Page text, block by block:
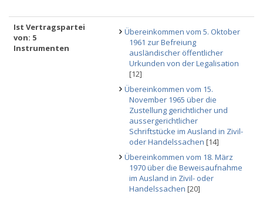
Ist Vertragspartei
von: 5
Instrumenten
Übereinkommen vom 5. Oktober
1961 zur Befreiung
ausländischer öffentlicher
Urkunden von der Legalisation
[12]
Übereinkommen vom 15.
November 1965 über die
Zustellung gerichtlicher und
aussergerichtlicher
Schriftstücke im Ausland in Zivil-
oder Handelssachen [14]
Übereinkommen vom 18. März
1970 über die Beweisaufnahme
im Ausland in Zivil- oder
Handelssachen [20]